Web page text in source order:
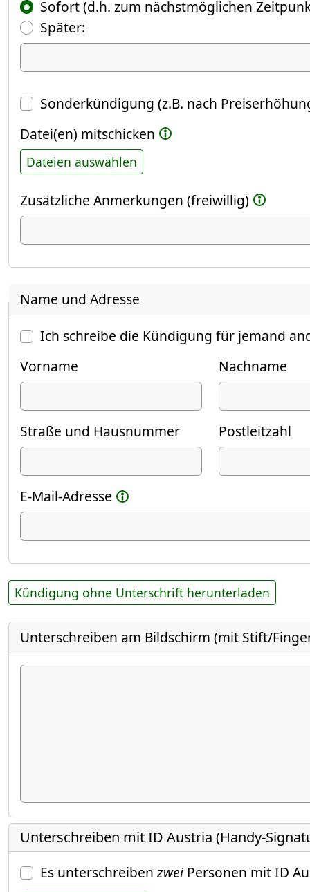
Sofort (d.h. zum nächstmöglichen
Später:(Fokus springt automatisch ins
Datum
Sonderkündigung (z.B. nach
Datei(en) mitschicken
Dateien auswählen
Zusätzliche Anmerkungen (freiwillig)
Name und Adresse
Ich schreibe die Kündigung für jemand
Vorname
Nachname
Straße und Hausnummer Postleitzahl
E-Mail-Adresse
Kündigung ohne Unterschrift herunterladen
Unterschreiben am Bildschirm (mit Stift/
Unterschreiben mit ID Austria (Handy-
Es unterschreibenzweiPersonen mit ID